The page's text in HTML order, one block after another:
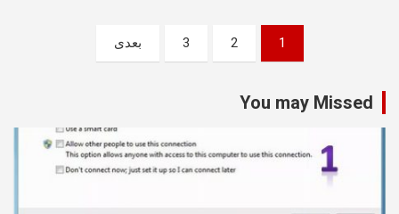
1
2
3 بعدی
You may Missed